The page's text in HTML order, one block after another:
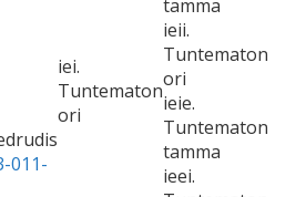
tamma
011-
iei.
Tuntematon
ori
ieii.
Tuntematon
ori
ieie.
Tuntematon
tamma
ieei.